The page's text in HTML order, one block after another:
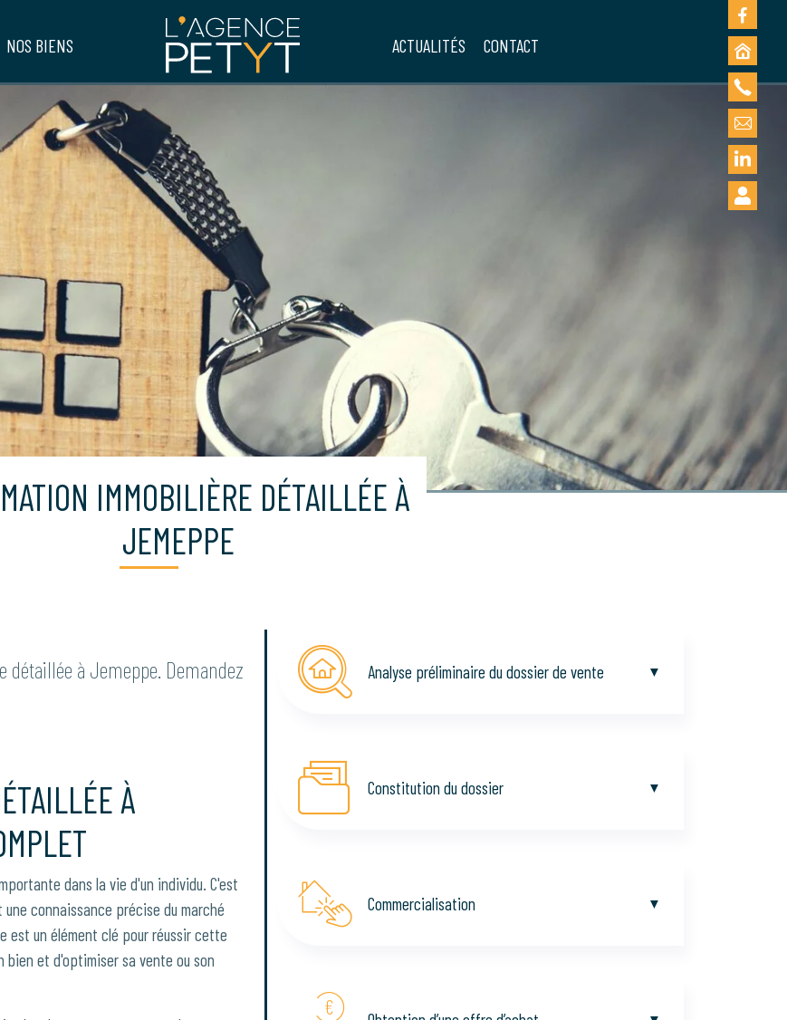
NOS BIENS ACTUALITÉS CONTACT
IMMOBILIÈRE DÉTAILLÉE À
JEMEPPE
à Jemeppe. Demandez
À
dans la vie d'un individu. C'est
connaissance précise du marché
est un élément clé pour réussir cette
bien et d'optimiser sa vente ou son
Analyse préliminaire du dossier de vente
Constitution du dossier
Commercialisation